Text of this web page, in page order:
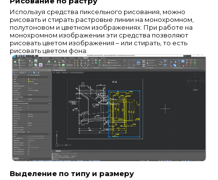
Используя средства пиксельного рисования, можно
рисовать и стирать растровые линии на монохромном,
полутоновом и цветном изображениях. При работе на
монохромном изображении эти средства позволяют
рисовать цветом изображения – или стирать, то есть
рисовать цветом фона.
Выделение по типу и размеру